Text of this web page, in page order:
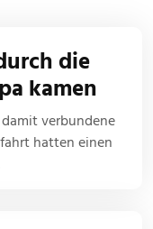
die
kamen
verbundene
hatten einen